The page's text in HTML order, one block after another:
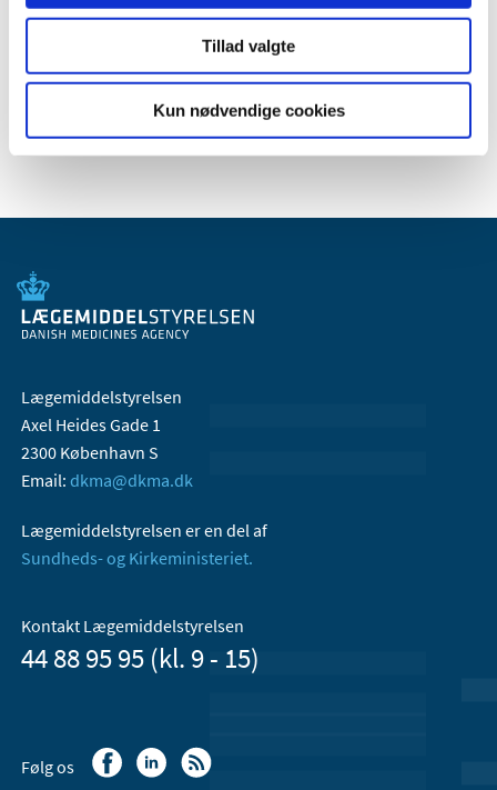
Tillad valgte
Kun nødvendige cookies
Meld en bivirkning ved medicin
Lægemiddelstyrelsen
Axel Heides Gade 1
2300 København S
Email: dkma@dkma.dk
Lægemiddelstyrelsen er en del af
Sundheds- og Kirkeministeriet.
Kontakt Lægemiddelstyrelsen
44 88 95 95 (kl. 9 - 15)
Følg os